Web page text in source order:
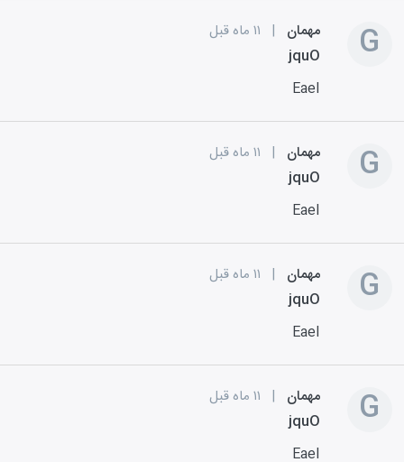
G مهمان | ۱۱ ماه قبل
jquO
EaeI
G مهمان | ۱۱ ماه قبل
jquO
EaeI
G مهمان | ۱۱ ماه قبل
jquO
EaeI
G مهمان | ۱۱ ماه قبل
jquO
EaeI